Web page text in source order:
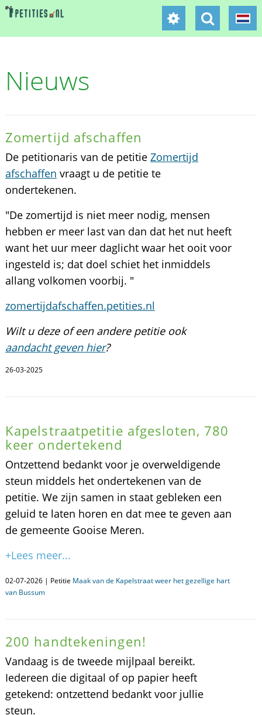
Nieuws
Zomertijd afschaffen
De petitionaris van de petitie Zomertijd
afschaffen vraagt u de petitie te
ondertekenen.
"De zomertijd is niet meer nodig, mensen
hebben er meer last van dan dat het nut heeft
want het uur meer daglicht waar het ooit voor
ingesteld is; dat doel schiet het inmiddels
allang volkomen voorbij. "
zomertijdafschaffen.petities.nl
Wilt u deze of een andere petitie ook
aandacht geven hier?
26-03-2025
Kapelstraatpetitie afgesloten, 780
keer ondertekend
Ontzettend bedankt voor je overweldigende
steun middels het ondertekenen van de
petitie. We zijn samen in staat gebleken een
geluid te laten horen en dat mee te geven aan
de gemeente Gooise Meren.
+Lees meer...
02-07-2026 | Petitie Maak van de Kapelstraat weer het gezellige hart
van Bussum
200 handtekeningen!
Vandaag is de tweede mijlpaal bereikt.
Iedereen die digitaal of op papier heeft
getekend: ontzettend bedankt voor jullie
steun.